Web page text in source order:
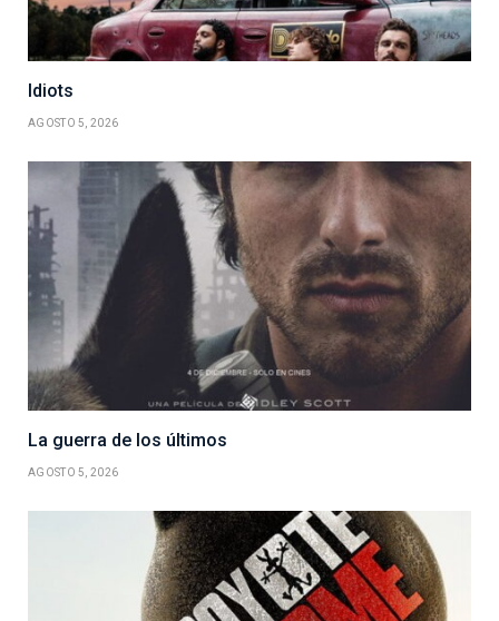
Idiots
AGOSTO 5, 2026
La guerra de los últimos
AGOSTO 5, 2026